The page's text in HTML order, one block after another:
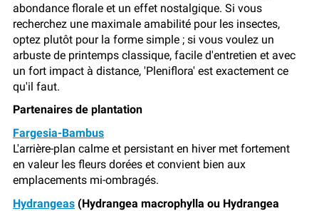
abondance florale et un effet nostalgique. Si vous
recherchez une maximale amabilité pour les insectes,
optez plutôt pour la forme simple ; si vous voulez un
arbuste de printemps classique, facile d'entretien et avec
un fort impact à distance, 'Pleniflora' est exactement ce
qu'il faut.
Partenaires de plantation
Fargesia-Bambus
L'arrière-plan calme et persistant en hiver met fortement
en valeur les fleurs dorées et convient bien aux
emplacements mi-ombragés.
Hydrangeas (Hydrangea macrophylla ou Hydrangea